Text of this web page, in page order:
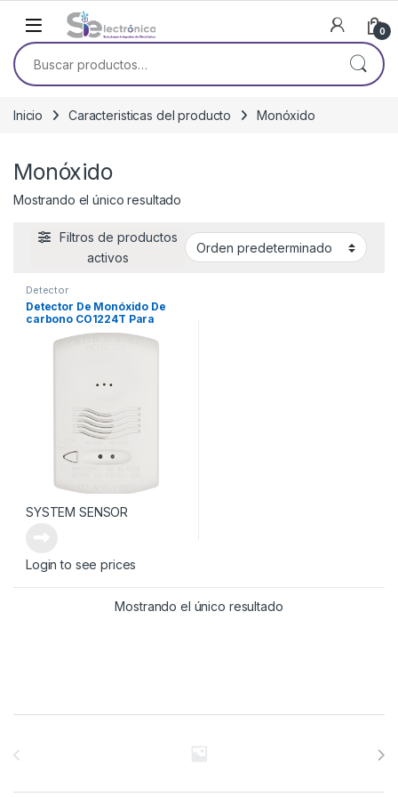
Skip to navigation
Skip to content
0
Buscar por:
Inicio Caracteristicas del producto Monóxido
Monóxido
Mostrando el único resultado
Filtros de productos
activos
Detector
Detector De Monóxido De
carbono CO1224T Para
SYSTEM SENSOR
Login to see prices
Mostrando el único resultado